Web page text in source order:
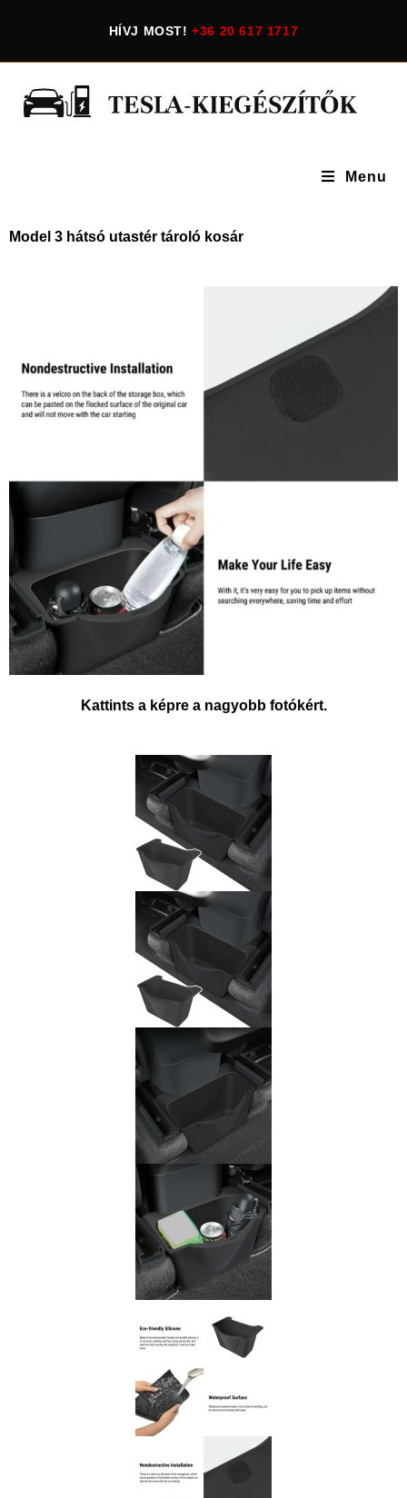
HÍVJ MOST!+36 20 617 1717
Menu
Model 3 hátsó utastér tároló kosár
Kattints a képre a nagyobb fotókért.